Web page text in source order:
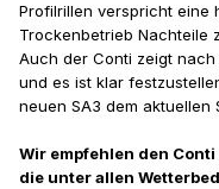
Profilrillen verspricht eine
Trockenbetrieb Nachteile
Auch der Conti zeigt
und es ist klar
neuen SA3 dem
Wir empfehlen den
die unter allen